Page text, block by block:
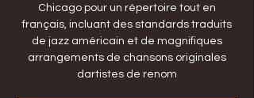
Chicago pour un répertoire tout en
français, incluant des standards traduits
de jazz américain et de magnifiques
arrangements de chansons originales
dartistes de renom